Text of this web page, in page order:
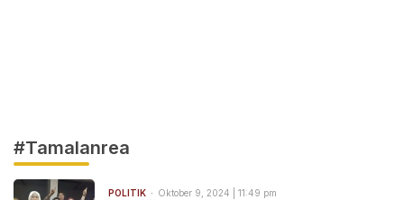
#Tamalanrea
POLITIK Oktober 9, 2024 | 11:49 pm